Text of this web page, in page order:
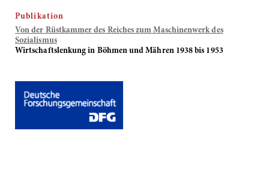
Publikation
Von der Rüstkammer des Reiches zum Maschinenwerk des
Sozialismus
Wirtschaftslenkung in Böhmen und Mähren 1938 bis 1953